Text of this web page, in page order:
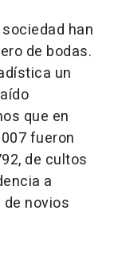
han
de bodas.
un
que en
fueron
de cultos
a
novios